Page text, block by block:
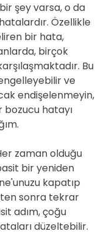
şey varsa, o da
Özellikle
bir hata,
birçok
Bu
ve
endişelenmeyin,
bozucu hatayı
zaman olduğu
bir yeniden
kapatıp
sonra tekrar
adım, çoğu
düzeltebilir.